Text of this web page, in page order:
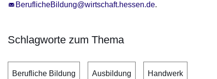
BeruflicheBildung@wirtschaft.hessen.de.
Schlagworte zum Thema
Berufliche Bildung Ausbildung Handwerk